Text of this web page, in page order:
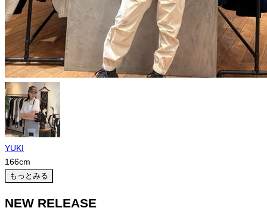
YUKI
166cm
もっとみる
NEW RELEASE